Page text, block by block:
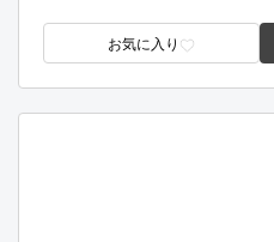
お気に入り